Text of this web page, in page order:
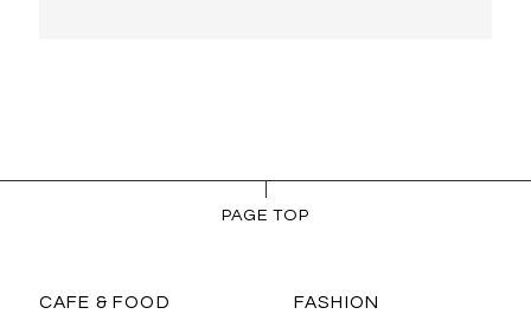
PAGE TOP
CAFE & FOOD FASHION